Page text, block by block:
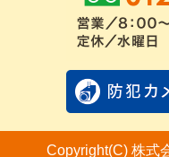
アンテナ工事スケジュ
工事依頼・お見積りフ
Copyright(C) 株式